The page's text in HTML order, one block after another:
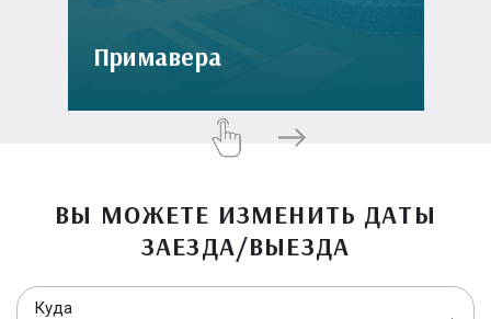
Примавера
ВЫ МОЖЕТЕ ИЗМЕНИТЬ ДАТЫ
ЗАЕЗДА/ВЫЕЗДА
Куда